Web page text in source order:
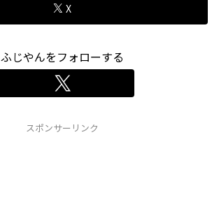
X
ふじやんをフォローする
スポンサーリンク